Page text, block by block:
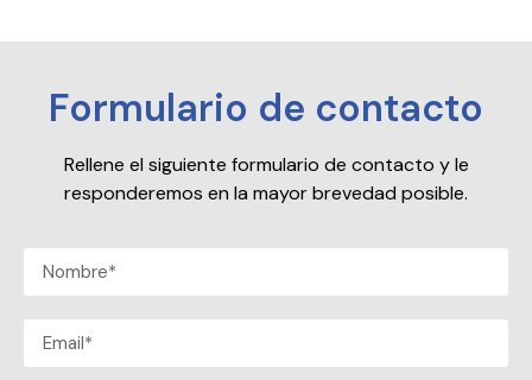
Formulario de contacto
Rellene el siguiente formulario de contacto y le
responderemos en la mayor brevedad posible.